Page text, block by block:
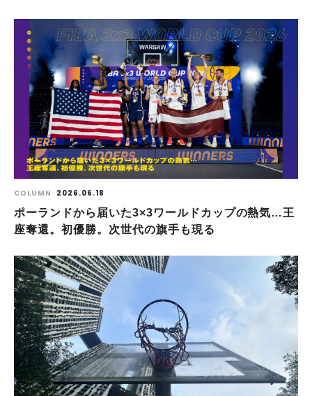
COLUMN 2026.06.18
ポーランドから届いた3×3ワールドカップの熱気…王
座奪還。初優勝。次世代の旗手も現る